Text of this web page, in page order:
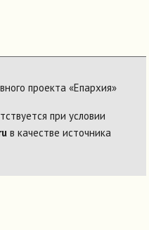
проекта «Епархия»
при условии
в качестве источника